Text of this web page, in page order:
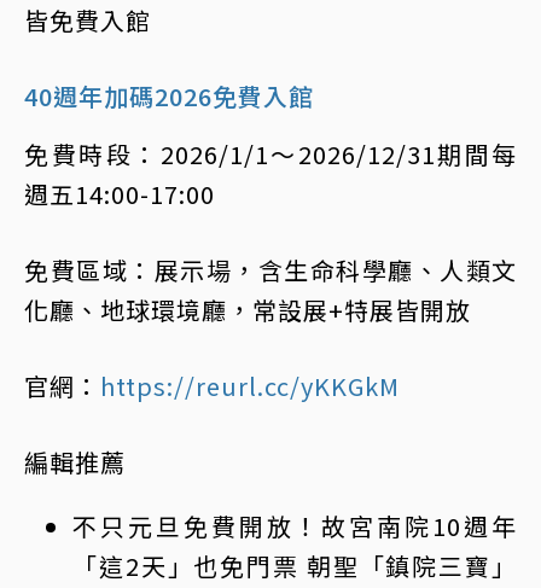
皆免費入館
40週年加碼2026免費入館
免費時段：2026/1/1～2026/12/31期間每
週五14:00-17:00
免費區域：展示場，含生命科學廳、人類文
化廳、地球環境廳，常設展+特展皆開放
官網： https://reurl.cc/yKKGkM
編輯推薦
不只 元旦免費開放！故宮南院10週年
「這2天」也免門票 朝聖「鎮院三寶」